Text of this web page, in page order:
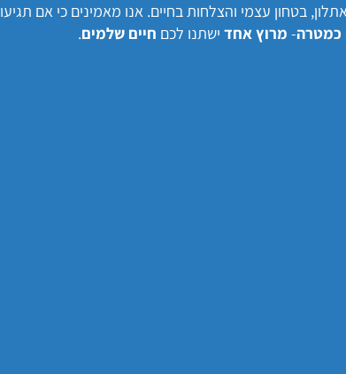
בטחון עצמי והצלחות בחיים. אנו מאמינים כי אם תגיעו
כמטרה- מרוץ אחד ישתנו לכם חיים שלמים.